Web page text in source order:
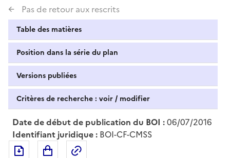
Pas de retour aux rescrits
Table des matières
Position dans la série du plan
Versions publiées
Critères de recherche : voir / modifier
Date de début de publication du BOI :06/07/2016
Identifiant juridique : BOI-CF-CMSS
Exporter le document au format pdf